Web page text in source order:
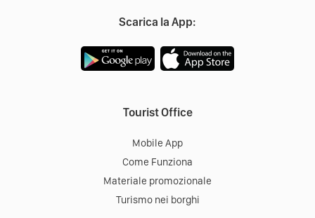
Scarica la App:
Tourist Office
Mobile App
Come Funziona
Materiale promozionale
Turismo nei borghi